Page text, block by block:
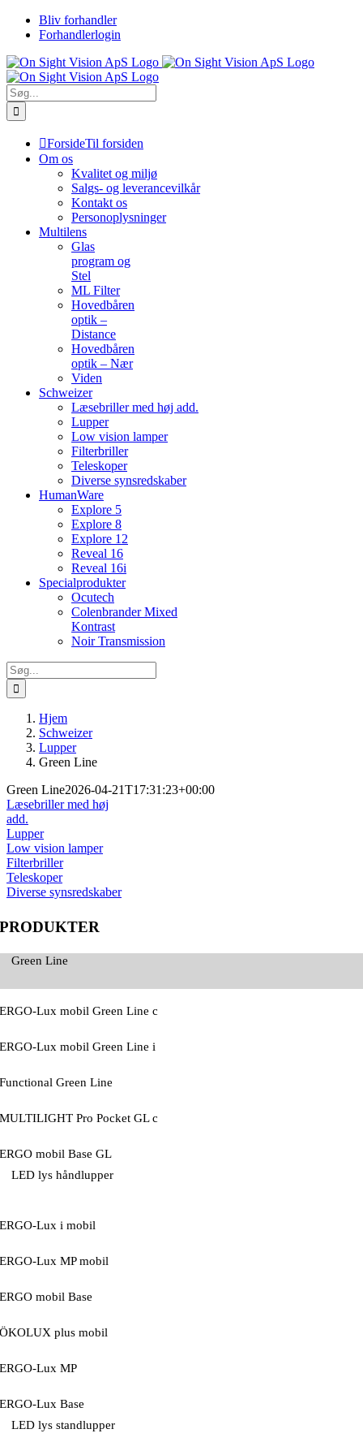
Skip
Bliv forhandler
Forhandlerlogin
Søg
efter:
ForsideTil forsiden
Om os
Kvalitet og miljø
Salgs- og leverancevilkår
Kontakt os
Personoplysninger
Multilens
Glas
program og
Stel
ML Filter
Hovedbåren
optik –
Distance
Hovedbåren
optik – Nær
Viden
Schweizer
Læsebriller med høj add.
Lupper
Low vision lamper
Filterbriller
Teleskoper
Diverse synsredskaber
HumanWare
Explore 5
Explore 8
Explore 12
Reveal 16
Reveal 16i
Specialprodukter
Ocutech
Colenbrander Mixed
Kontrast
Noir Transmission
Søg
efter:
Hjem
Schweizer
Lupper
Green Line
Green Line2026-04-21T17:31:23+00:00
Læsebriller med høj
add.
Lupper
Low vision lamper
Filterbriller
Teleskoper
Diverse synsredskaber
PRODUKTER
Green Line
ERGO-Lux mobil Green Line c
ERGO-Lux mobil Green Line i
Functional Green Line
MULTILIGHT Pro Pocket GL c
ERGO mobil Base GL
LED lys håndlupper
ERGO-Lux i mobil
ERGO-Lux MP mobil
ERGO mobil Base
ÖKOLUX plus mobil
ERGO-Lux MP
ERGO-Lux Base
LED lys standlupper